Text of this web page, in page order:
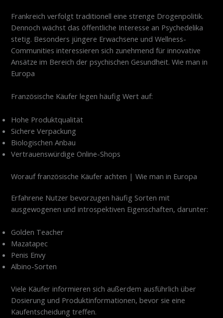
Frankreich verfolgt traditionell eine strenge Drogenpolitik.
Dennoch wächst das öffentliche Interesse an Psychedelika
stetig. Besonders jüngere Erwachsene und Wellness-
Communities interessieren sich zunehmend für innovative
Ansätze im Bereich der psychischen Gesundheit. Wie man in
Europa
Französische Käufer legen häufig Wert auf:
Hohe Produktqualität
Sichere Verpackung
Biologischen Anbau
Vertrauenswürdige Online-Shops
Worauf französische Käufer achten | Wie man in Europa
Erfahrene Nutzer bevorzugen häufig Sorten mit
ausgewogenen und introspektiven Eigenschaften, darunter:
Golden Teacher
Mazatapec
Penis Envy
Albino-Sorten
Viele Käufer informieren sich außerdem ausführlich über
Dosierung und Produktinformationen, bevor sie eine
Kaufentscheidung treffen.